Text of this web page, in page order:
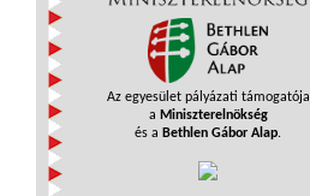
Az egyesület pályázati támogatója
a Miniszterelnökség
és a Bethlen Gábor Alap.